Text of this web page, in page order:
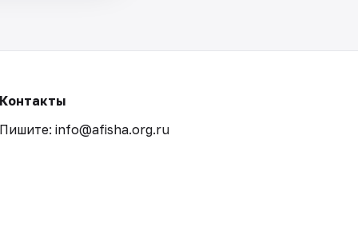
Контакты
Пишите: info@afisha.org.ru